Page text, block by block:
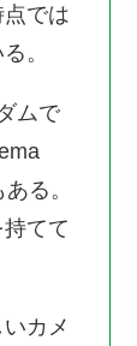
では
。
ムで
る。
てて
カメ